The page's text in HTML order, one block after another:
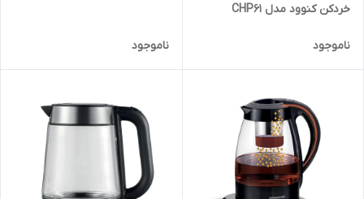
خردکن کنوود مدل CHP61
ناموجود ناموجود